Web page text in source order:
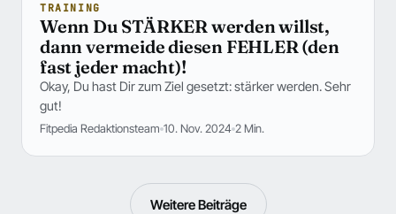
TRAINING
Wenn Du STÄRKER werden willst,
dann vermeide diesen FEHLER (den
fast jeder macht)!
Okay, Du hast Dir zum Ziel gesetzt: stärker werden. Sehr
gut!
Fitpedia Redaktionsteam 10. Nov. 2024 2 Min.
Weitere Beiträge